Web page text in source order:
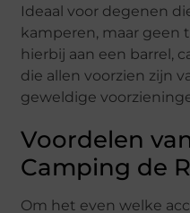
Ideaal voor degenen
kamperen, maar geen
hierbij aan een barrel,
die allen voorzien zijn
geweldige
Voordelen
Camping de
Om het even welke